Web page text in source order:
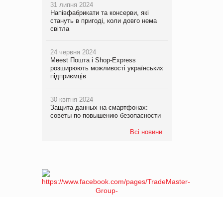
31 липня 2024
Напівфабрикати та консерви, які
стануть в пригоді, коли довго нема
світла
24 червня 2024
Meest Пошта і Shop-Express
розширюють можливості українських
підприємців
30 квітня 2024
Защита данных на смартфонах:
советы по повышению безопасности
Всі новини